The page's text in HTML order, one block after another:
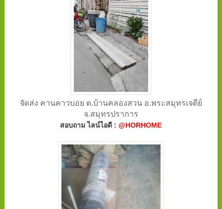
จัดส่ง คานคาวบอย ต.บ้านคลองสวน อ.พระสมุทรเจดีย์
จ.สมุทรปราการ
สอบถาม ไลน์ไอดี :@HORHOME